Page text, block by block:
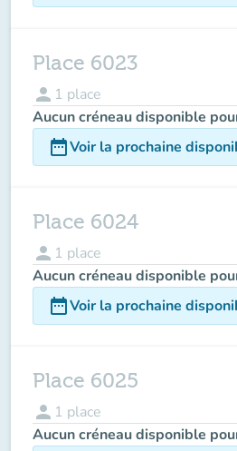
Place 6023
person 1 place
Aucun créneau disponible
date_rangeVoir la prochaine
Place 6024
person 1 place
Aucun créneau disponible
date_rangeVoir la prochaine
Place 6025
person 1 place
Aucun créneau disponible